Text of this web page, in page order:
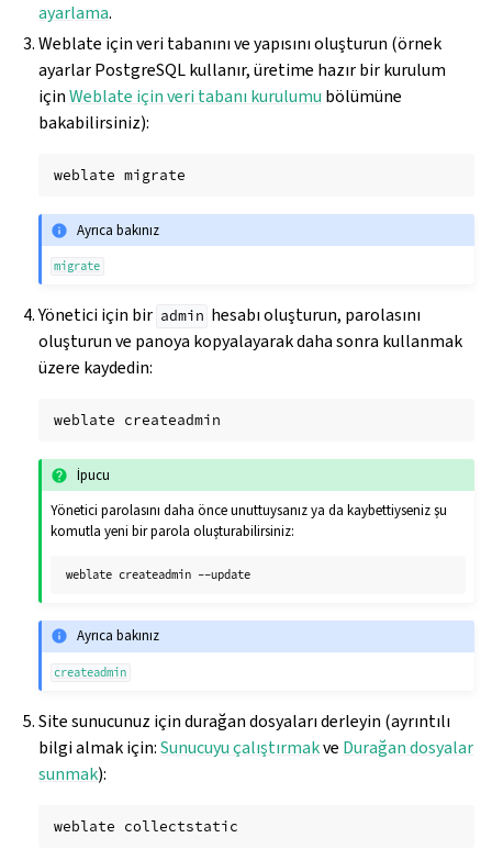
ayarlama.
Weblate için veri tabanını ve yapısını oluşturun (örnek
ayarlar PostgreSQL kullanır, üretime hazır bir kurulum
içinWeblate için veri tabanı kurulumu bölümüne
bakabilirsiniz):
weblate
Ayrıca bakınız
migrate
Yönetici için bir admin hesabı oluşturun, parolasını
oluşturun ve panoya kopyalayarak daha sonra kullanmak
üzere kaydedin:
weblate
İpucu
Yönetici parolasını daha önce unuttuysanız ya da kaybettiyseniz şu
komutla yeni bir parola oluşturabilirsiniz:
weblate createadmin
Ayrıca bakınız
createadmin
Site sunucunuz için durağan dosyaları derleyin (ayrıntılı
bilgi almak için:Sunucuyu çalıştırmakve Durağan dosyalar
sunmak):
weblate